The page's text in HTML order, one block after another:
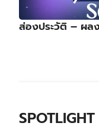
ส่องประวัติ – ผล
SPOTLIGHT